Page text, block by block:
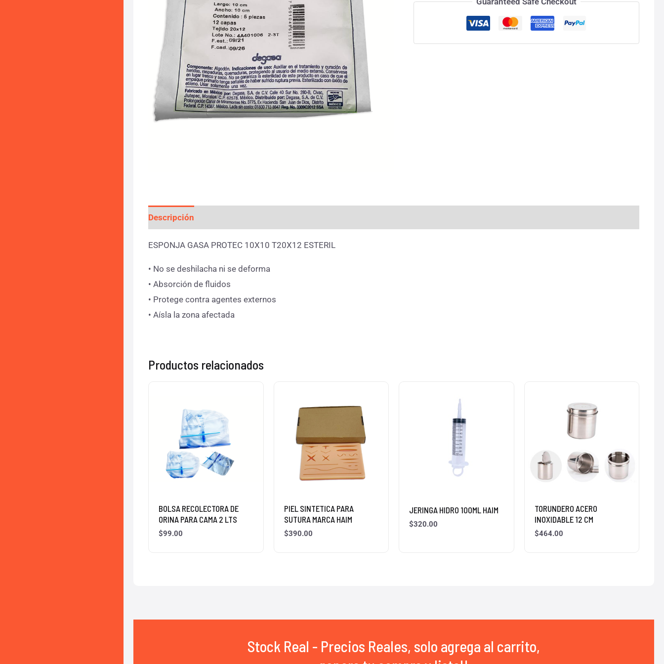
Descripción
ESPONJA GASA PROTEC 10X10 T20X12 ESTERIL
• No se deshilacha ni se deforma
• Absorción de fluidos
• Protege contra agentes externos
• Aísla la zona afectada
Productos relacionados
BOLSA RECOLECTORA DE
ORINA PARA CAMA 2 LTS
$99.00
PIEL SINTETICA PARA
SUTURA MARCA HAIM
$390.00
JERINGA HIDRO 100ML HAIM
$320.00
TORUNDERO ACERO
INOXIDABLE 12 CM
$464.00
Stock Real - Precios Reales, solo agrega al carrito,